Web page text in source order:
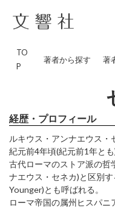
TO
P
著者から探す 著
経歴・プロフィール
ルキウス・アンナエウス・
紀元前4年頃(紀元前1年とも
古代ローマのストア派の哲
ナエウス・セネカ)と区別
Younger)とも呼ばれる。
ローマ帝国の属州ヒスパ